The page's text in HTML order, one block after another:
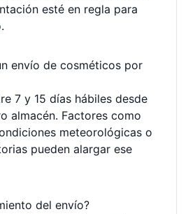
esté en regla para
envío de cosméticos por
7 y 15 días hábiles desde
almacén. Factores como
meteorológicas o
pueden alargar ese
del envío?